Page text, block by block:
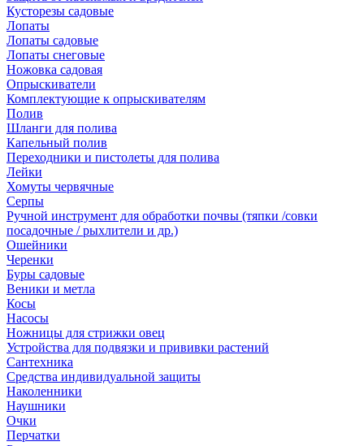
Кусторезы садовые
Лопаты
Лопаты садовые
Лопаты снеговые
Ножовка садовая
Опрыскиватели
Комплектующие к опрыскивателям
Полив
Шланги для полива
Капельный полив
Переходники и пистолеты для полива
Лейки
Хомуты червячные
Серпы
Ручной инструмент для обработки почвы (тяпки /совки
посадочные / рыхлители и др.)
Ошейники
Черенки
Буры садовые
Веники и метла
Косы
Насосы
Ножницы для стрижки овец
Устройства для подвязки и прививки растений
Сантехника
Средства индивидуальной защиты
Наколенники
Наушники
Очки
Перчатки